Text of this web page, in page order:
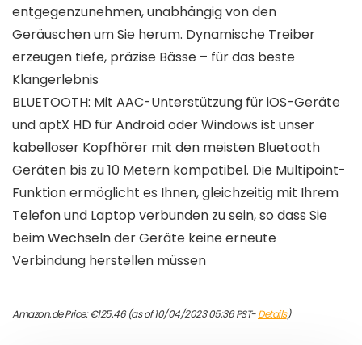
entgegenzunehmen, unabhängig von den
Geräuschen um Sie herum. Dynamische Treiber
erzeugen tiefe, präzise Bässe – für das beste
Klangerlebnis
BLUETOOTH: Mit AAC-Unterstützung für iOS-Geräte
und aptX HD für Android oder Windows ist unser
kabelloser Kopfhörer mit den meisten Bluetooth
Geräten bis zu 10 Metern kompatibel. Die Multipoint-
Funktion ermöglicht es Ihnen, gleichzeitig mit Ihrem
Telefon und Laptop verbunden zu sein, so dass Sie
beim Wechseln der Geräte keine erneute
Verbindung herstellen müssen
Amazon.de Price:€125.46(as of 10/04/2023 05:36 PST-Details)